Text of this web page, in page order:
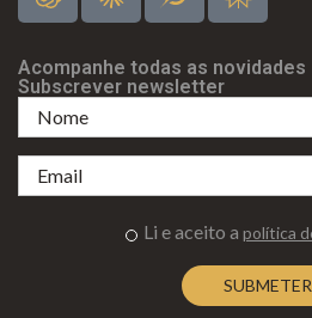
Acompanhe todas as novidades
Subscrever newsletter
Li e aceito a política